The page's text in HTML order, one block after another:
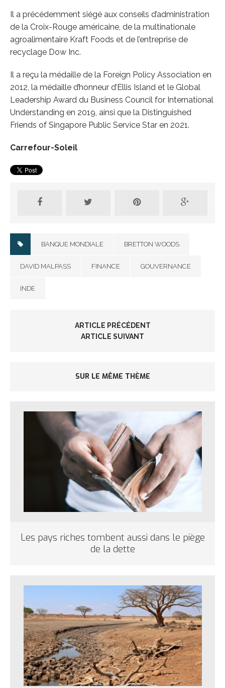
Il a précédemment siégé aux conseils d’administration
de la Croix-Rouge américaine, de la multinationale
agroalimentaire Kraft Foods et de l’entreprise de
recyclage Dow Inc.
Il a reçu la médaille de la Foreign Policy Association en
2012, la médaille d’honneur d’Ellis Island et le Global
Leadership Award du Business Council for International
Understanding en 2019, ainsi que la Distinguished
Friends of Singapore Public Service Star en 2021.
Carrefour-Soleil
BANQUE MONDIALE BRETTON WOODS
DAVID MALPASS FINANCE GOUVERNANCE
INDE
ARTICLE PRÉCÉDENT
ARTICLE SUIVANT
SUR LE MÊME THÈME
Les pays riches tombent aussi dans le piège
de la dette